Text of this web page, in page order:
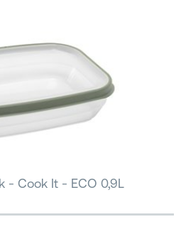
- Cook It - ECO 0,9L